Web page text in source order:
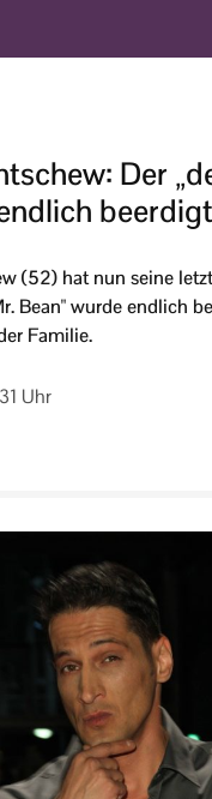
Der
(52) hat nun seine
Bean" wurde endlich
Familie.
Uhr